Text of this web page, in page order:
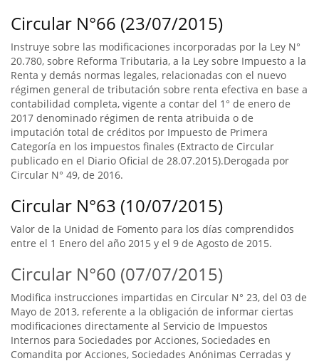
Circular N°66 (23/07/2015)
Instruye sobre las modificaciones incorporadas por la Ley N°
20.780, sobre Reforma Tributaria, a la Ley sobre Impuesto a la
Renta y demás normas legales, relacionadas con el nuevo
régimen general de tributación sobre renta efectiva en base a
contabilidad completa, vigente a contar del 1° de enero de
2017 denominado régimen de renta atribuida o de
imputación total de créditos por Impuesto de Primera
Categoría en los impuestos finales (Extracto de Circular
publicado en el Diario Oficial de 28.07.2015).Derogada por
Circular N° 49, de 2016.
Circular N°63 (10/07/2015)
Valor de la Unidad de Fomento para los días comprendidos
entre el 1 Enero del año 2015 y el 9 de Agosto de 2015.
Circular N°60 (07/07/2015)
Modifica instrucciones impartidas en Circular N° 23, del 03 de
Mayo de 2013, referente a la obligación de informar ciertas
modificaciones directamente al Servicio de Impuestos
Internos para Sociedades por Acciones, Sociedades en
Comandita por Acciones, Sociedades Anónimas Cerradas y